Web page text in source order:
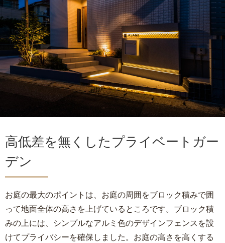
高低差を無くしたプライベートガー
デン
お庭の最大のポイントは、お庭の周囲をブロック積みで囲
って地面全体の高さを上げているところです。ブロック積
みの上には、シンプルなアルミ色のデザインフェンスを設
けてプライバシーを確保しました。お庭の高さを高くする